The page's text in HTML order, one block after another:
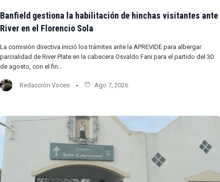
Banfield gestiona la habilitación de hinchas visitantes ante
River en el Florencio Sola
La comisión directiva inició los trámites ante la APREVIDE para albergar
parcialidad de River Plate en la cabecera Osvaldo Fani para el partido del 30
de agosto, con el fin…
Redacción Voces Ago 7, 2026